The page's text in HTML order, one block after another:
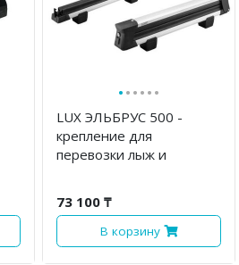
······
LUX ЭЛЬБРУС 500 -
крепление для
перевозки лыж и
73 100 ₸
В корзину